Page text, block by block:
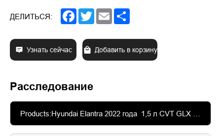
ДЕЛИТЬСЯ: Facebook
TwitterEmail
Узнать сейчас Добавить в корзину
Расследование